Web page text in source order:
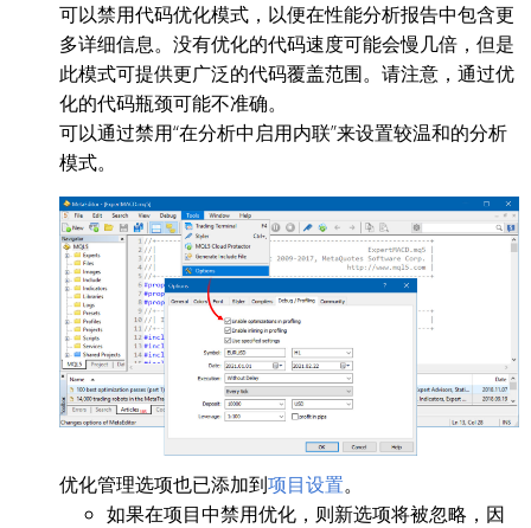
可以禁用代码优化模式，以便在性能分析报告中包含更
多详细信息。没有优化的代码速度可能会慢几倍，但是
此模式可提供更广泛的代码覆盖范围。请注意，通过优
化的代码瓶颈可能不准确。
可以通过禁用“在分析中启用内联”来设置较温和的分析
模式。
优化管理选项也已添加到项目设置。
如果在项目中禁用优化，则新选项将被忽略，因